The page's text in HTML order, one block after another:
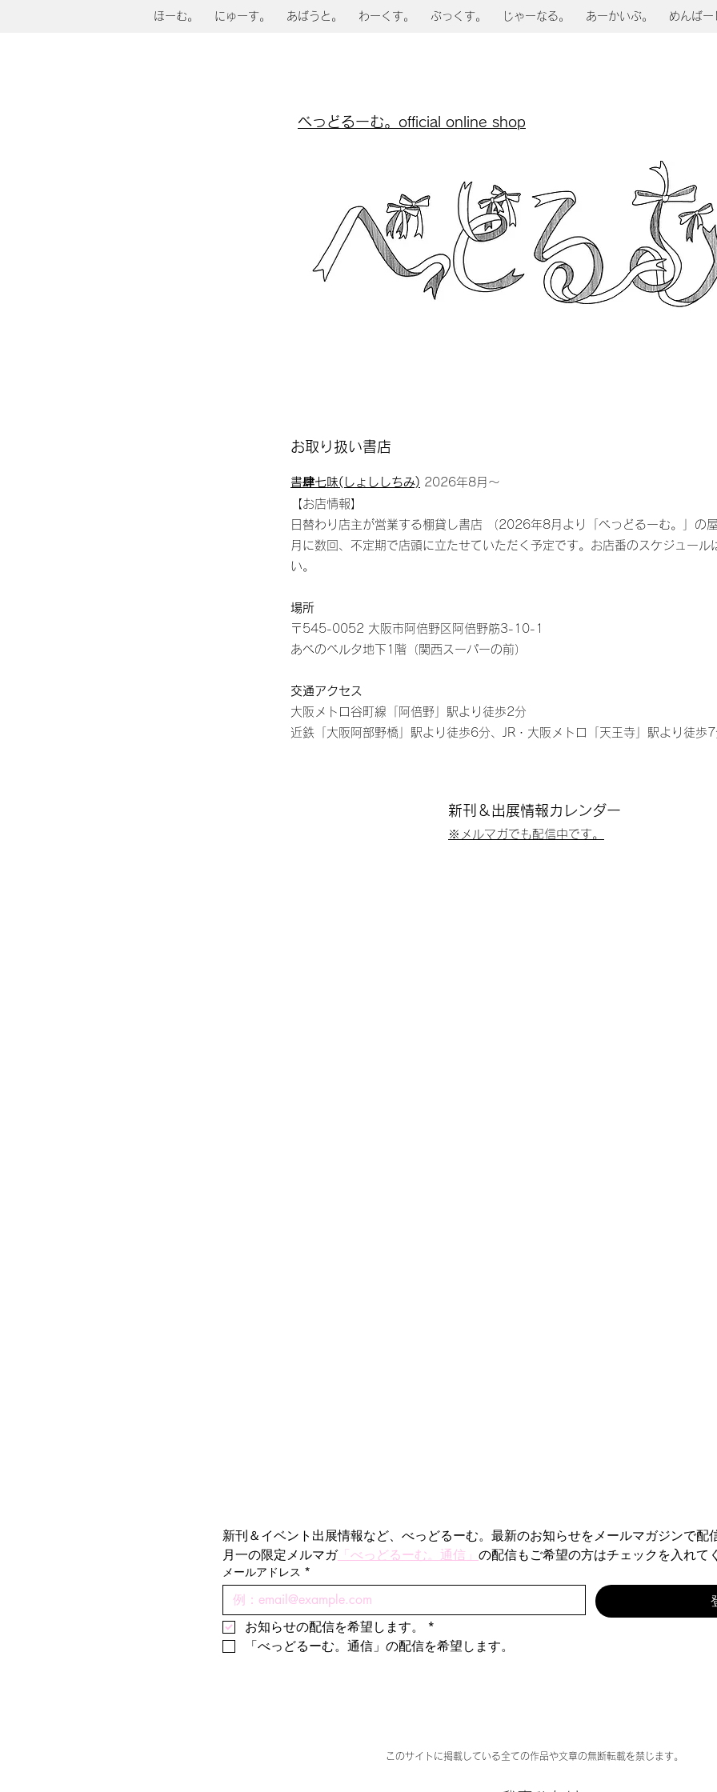
ほーむ。 にゅーす。 あばうと。 わーくす。 ぶっくす。 じゃーなる。 あーかいぶ。 めんばー
べっどるーむ。official online shop
お取り扱い書店
書肆七味(しょししちみ) 2026年8月〜
【お店情報】
日替わり店主が営業する棚貸し書店 （2026年8月より「べっどるーむ。」の
月に数回、不定期で店頭に立たせていただく予定です。お店番のスケジュール
い。
場所
〒545-0052 大阪市阿倍野区阿倍野筋3-10-1
あべのベルタ地下1階（関西スーパーの前）
交通アクセス
大阪メトロ谷町線「阿倍野」駅より徒歩2分
近鉄「大阪阿部野橋」駅より徒歩6分、JR・大阪メトロ「天王寺」駅より徒歩
新刊＆出展情報​カレンダー
※メルマガでも配信中です。
新刊＆イベント出展情報など、べっどるーむ。最新のお知らせをメールマガジンで配
月一の限定メルマガ「べっどるーむ。通信」 の配信もご希望の方はチェックを入れて
メールアドレス *
お知らせの配信を希望します。
*
「べっどるーむ。通信」の配信を希望します。
このサイトに掲載している全ての作品や文章の無断転載を禁じます。